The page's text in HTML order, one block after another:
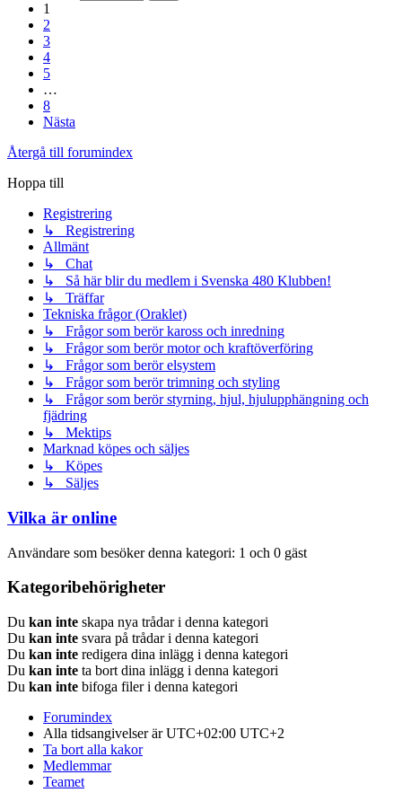
1
2
3
4
5
…
8
Nästa
Återgå till forumindex
Hoppa till
Registrering
↳ Registrering
Allmänt
↳ Chat
↳ Så här blir du medlem i Svenska 480 Klubben!
↳ Träffar
Tekniska frågor (Oraklet)
↳ Frågor som berör kaross och inredning
↳ Frågor som berör motor och kraftöverföring
↳ Frågor som berör elsystem
↳ Frågor som berör trimning och styling
↳ Frågor som berör styrning, hjul, hjulupphängning och
fjädring
↳ Mektips
Marknad köpes och säljes
↳ Köpes
↳ Säljes
Vilka är online
Användare som besöker denna kategori: 1 och 0 gäst
Kategoribehörigheter
Du kan inte skapa nya trådar i denna kategori
Du kan inte svara på trådar i denna kategori
Du kan inte redigera dina inlägg i denna kategori
Du kan inte ta bort dina inlägg i denna kategori
Du kan inte bifoga filer i denna kategori
Forumindex
Alla tidsangivelser är UTC+02:00 UTC+2
Ta bort alla kakor
Medlemmar
Teamet